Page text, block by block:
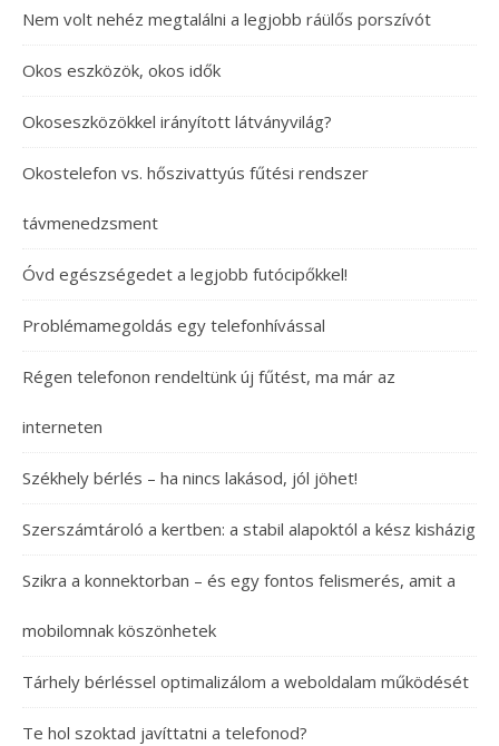
Nem volt nehéz megtalálni a legjobb ráülős porszívót
Okos eszközök, okos idők
Okoseszközökkel irányított látványvilág?
Okostelefon vs. hőszivattyús fűtési rendszer
távmenedzsment
Óvd egészségedet a legjobb futócipőkkel!
Problémamegoldás egy telefonhívással
Régen telefonon rendeltünk új fűtést, ma már az
interneten
Székhely bérlés – ha nincs lakásod, jól jöhet!
Szerszámtároló a kertben: a stabil alapoktól a kész kisházig
Szikra a konnektorban – és egy fontos felismerés, amit a
mobilomnak köszönhetek
Tárhely bérléssel optimalizálom a weboldalam működését
Te hol szoktad javíttatni a telefonod?